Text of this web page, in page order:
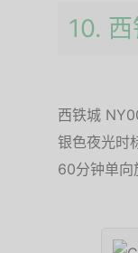
10.
西铁城
银色夜光时
60分钟单向